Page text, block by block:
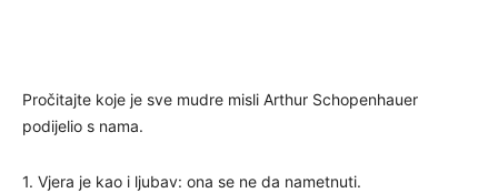
Pročitajte koje je sve mudre misli Arthur Schopenhauer
podijelio s nama.
1. Vjera je kao i ljubav: ona se ne da nametnuti.